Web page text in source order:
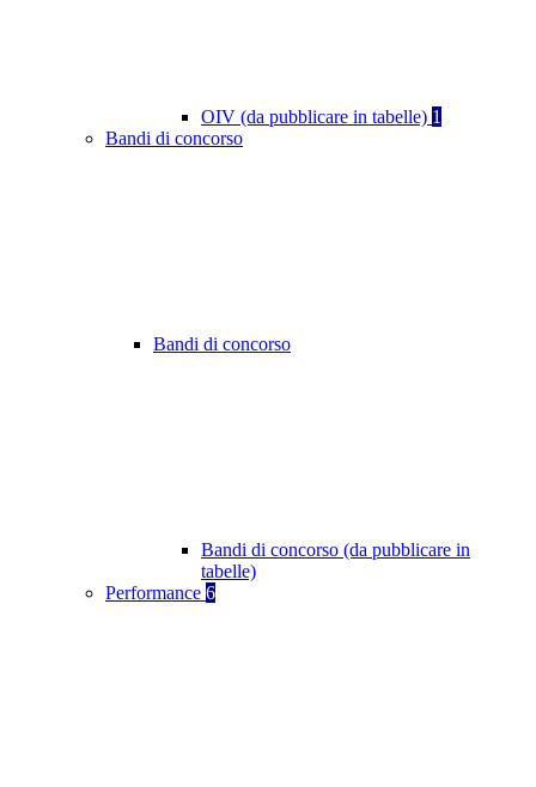
OIV (da pubblicare in tabelle) 1
Bandi di concorso
Bandi di concorso
Bandi di concorso (da pubblicare in
tabelle)
Performance 6